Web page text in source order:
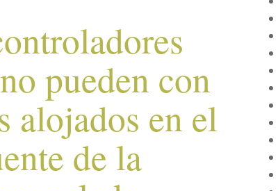
pueden con
alojados en el
de la